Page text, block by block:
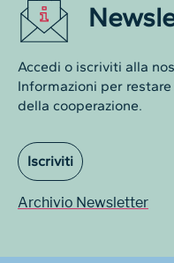
Accedi o iscriviti alla
Informazioni per
della cooperazione.
Iscriviti
Archivio Newsletter